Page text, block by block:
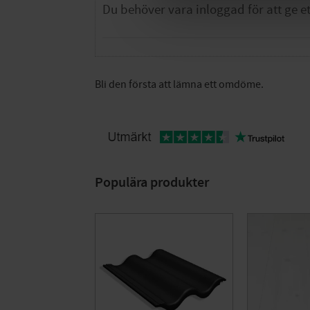
Bli den första att lämna ett omdöme.
Populära produkter